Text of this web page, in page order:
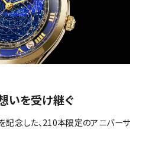
いを受け継ぐ
念した、210本限定のアニバーサ